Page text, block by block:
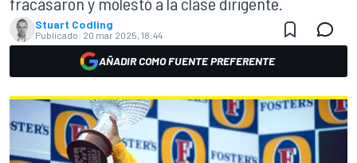
Stuart Codling
Publicado: 20 mar 2025, 18:44
AÑADIR COMO FUENTE PREFERENTE